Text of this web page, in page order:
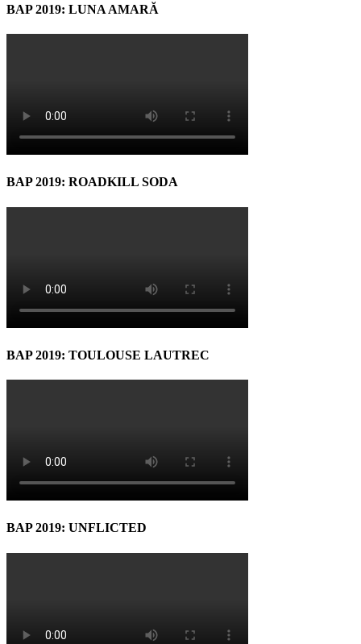
BAP 2019: LUNA AMARĂ
BAP 2019: ROADKILL SODA
BAP 2019: TOULOUSE LAUTREC
BAP 2019: UNFLICTED